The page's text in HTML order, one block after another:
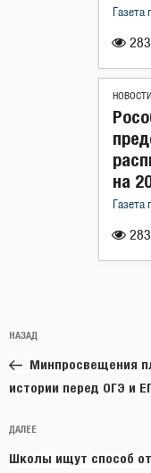
Газета
на
Газета
по
записям
Предыдущая
запись:
НАЗАД
Минпросвещения
истории перед ОГЭ и
Следующая
запись
ДАЛЕЕ
Школы ищут способ